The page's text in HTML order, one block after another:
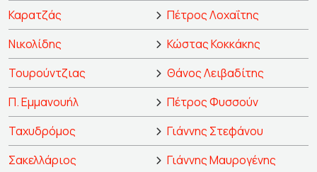
Καρατζάς
Πέτρος Λοχαΐτης
Νικολίδης
Κώστας Κοκκάκης
Τουρούντζιας
Θάνος Λειβαδίτης
Π. Εμμανουήλ
Πέτρος Φυσσούν
Ταχυδρόμος
Γιάννης Στεφάνου
Σακελλάριος
Γιάννης Μαυρογένης